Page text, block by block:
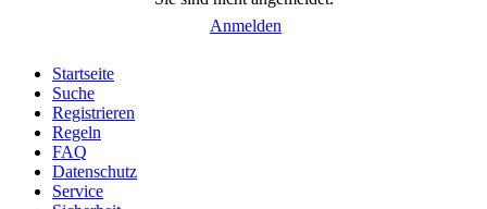
Anmelden
Startseite
Suche
Registrieren
Regeln
FAQ
Datenschutz
Service